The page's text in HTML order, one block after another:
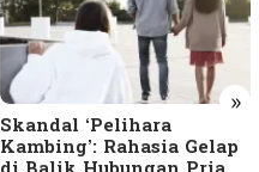
»
Skandal ‘Pelihara
Kambing’: Rahasia Gelap